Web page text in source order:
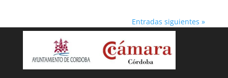
Entradas siguientes »